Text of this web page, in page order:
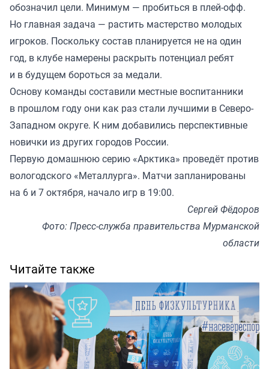
обозначил цели. Минимум — пробиться в плей-офф.
Но главная задача — растить мастерство молодых
игроков. Поскольку состав планируется не на один
год, в клубе намерены раскрыть потенциал ребят
и в будущем бороться за медали.
Основу команды составили местные воспитанники
в прошлом году они как раз стали лучшими в Северо-
Западном округе. К ним добавились перспективные
новички из других городов России.
Первую домашнюю серию «Арктика» проведёт против
вологодского «Металлурга». Матчи запланированы
на 6 и 7 октября, начало игр в 19:00.
Сергей Фёдоров
Фото: Пресс-служба правительства Мурманской
области
Читайте также